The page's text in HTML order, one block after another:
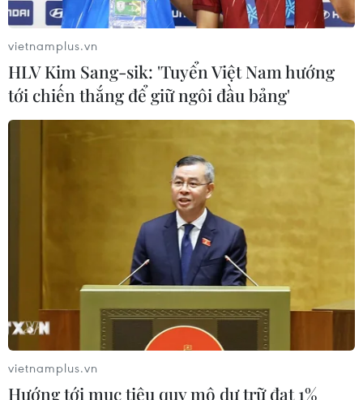
vietnamplus.vn
HLV Kim Sang-sik: 'Tuyển Việt Nam hướng
tới chiến thắng để giữ ngôi đầu bảng'
vietnamplus.vn
Hướng tới mục tiêu quy mô dự trữ đạt 1%